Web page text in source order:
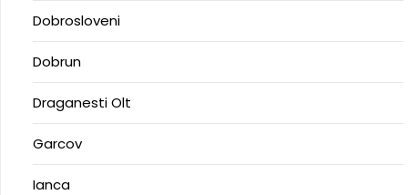
Dobrosloveni
Dobrun
Draganesti Olt
Garcov
Ianca